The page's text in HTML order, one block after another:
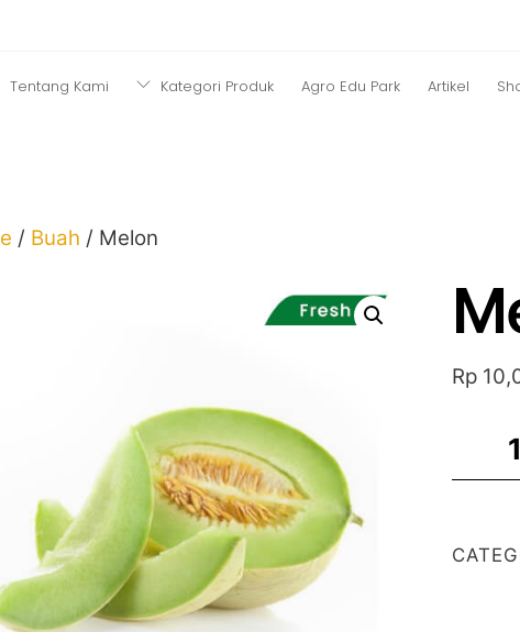
Tentang Kami Kategori Produk Agro Edu Park Artikel
/ Buah / Melon
Rp
quantity